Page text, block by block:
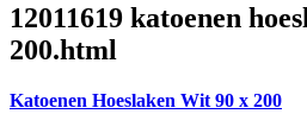
12011619 katoenen
200.html
Katoenen Hoeslaken Wit 90 x 200